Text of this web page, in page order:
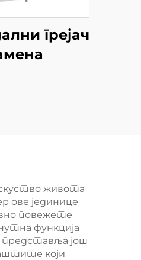
грејач
живота
ове јединице
повежете
функција
представља још
који